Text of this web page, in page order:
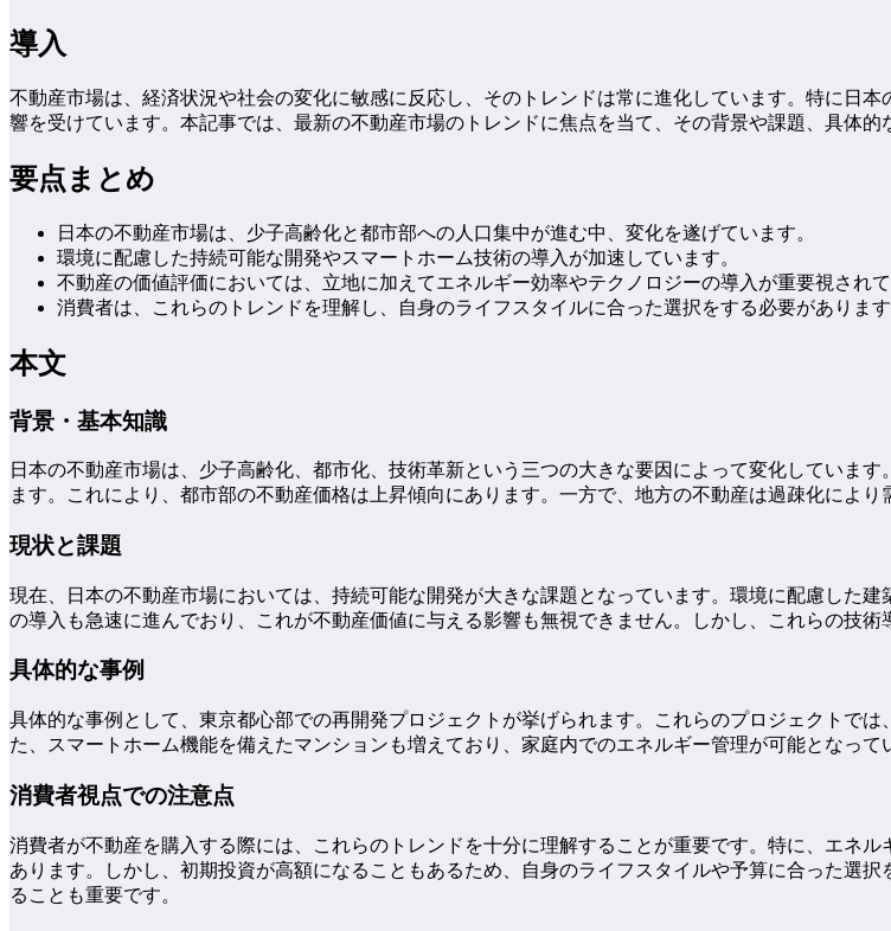
導入
不動産市場は、経済状況や社会の変化に敏感に反応し、そのトレンドは常に進化しています。特に日
響を受けています。本記事では、最新の不動産市場のトレンドに焦点を当て、その背景や課題、具体的
要点まとめ
日本の不動産市場は、少子高齢化と都市部への人口集中が進む中、変化を遂げています。
環境に配慮した持続可能な開発やスマートホーム技術の導入が加速しています。
不動産の価値評価においては、立地に加えてエネルギー効率やテクノロジーの導入が重要視されて
消費者は、これらのトレンドを理解し、自身のライフスタイルに合った選択をする必要があります
本文
背景・基本知識
日本の不動産市場は、少子高齢化、都市化、技術革新という三つの大きな要因によって変化していま
ます。これにより、都市部の不動産価格は上昇傾向にあります。一方で、地方の不動産は過疎化により
現状と課題
現在、日本の不動産市場においては、持続可能な開発が大きな課題となっています。環境に配慮した
の導入も急速に進んでおり、これが不動産価値に与える影響も無視できません。しかし、これらの技
具体的な事例
具体的な事例として、東京都心部での再開発プロジェクトが挙げられます。これらのプロジェクトで
た、スマートホーム機能を備えたマンションも増えており、家庭内でのエネルギー管理が可能となっ
消費者視点での注意点
消費者が不動産を購入する際には、これらのトレンドを十分に理解することが重要です。特に、エネ
あります。しかし、初期投資が高額になることもあるため、自身のライフスタイルや予算に合った選
ることも重要です。